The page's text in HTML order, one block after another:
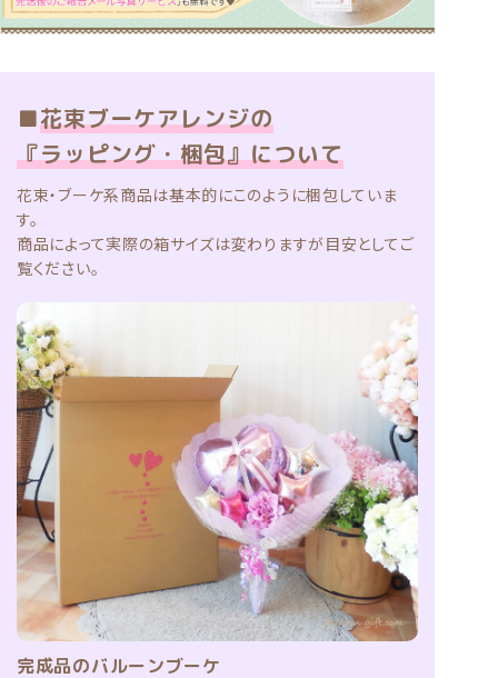
『ラッピング・梱包』について
花束・ブーケ系商品は基本的にこのように梱包していま
す。
商品によって実際の箱サイズは変わりますが目安としてご
覧ください。
完成品のバルーンブーケ
Arrangement Wrapping